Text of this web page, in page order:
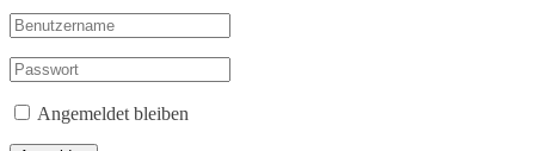
Angemeldet bleiben